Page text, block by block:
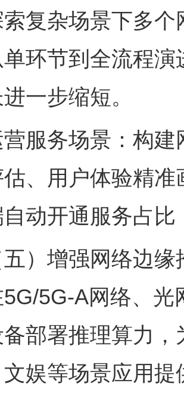
复杂场景下多
环节到全流程
一步缩短。
务场景：构建
、用户体验精
动开通服务占
增强网络边缘
5G-A网络、
部署推理算力
娱等场景应用